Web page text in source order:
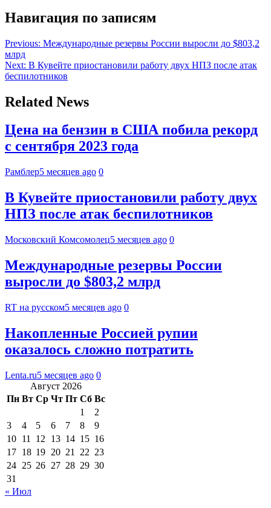
Навигация по записям
Previous: Международные резервы России выросли до $803,2
млрд
Next: В Кувейте приостановили работу двух НПЗ после атак
беспилотников
Related News
Цена на бензин в США побила рекорд
с сентября 2023 года
Рамблер5 месяцев ago 0
В Кувейте приостановили работу двух
НПЗ после атак беспилотников
Московский Комсомолец5 месяцев ago 0
Международные резервы России
выросли до $803,2 млрд
RT на русском5 месяцев ago 0
Накопленные Россией рупии
оказалось сложно потратить
Lenta.ru5 месяцев ago 0
Август 2026
Пн Вт Ср Чт Пт Сб Вс
1
2
3
4 5 6 7 8
9
10 11 12 13 14 15 16
17 18 19 20 21 22 23
24 25 26 27 28 29 30
31
« Июл